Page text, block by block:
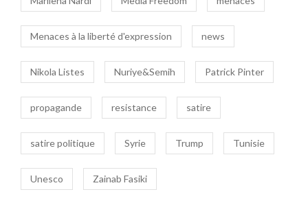
Menaces à la liberté d'expression news
Nikola Listes Nuriye&Semih Patrick Pinter
propagande resistance satire
satire politique Syrie Trump Tunisie
Unesco Zainab Fasiki